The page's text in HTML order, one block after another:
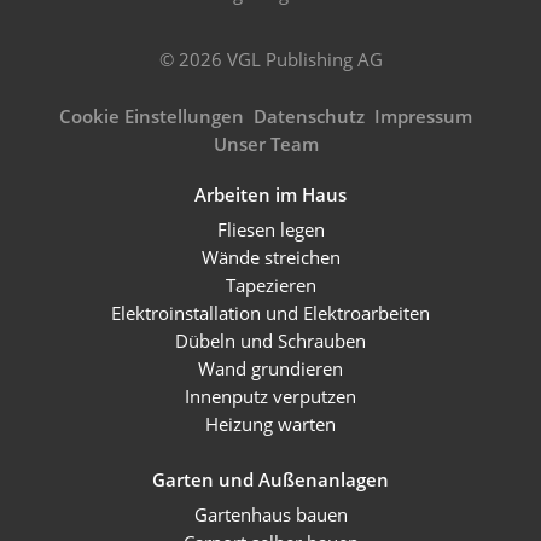
© 2026 VGL Publishing AG
Cookie Einstellungen Datenschutz Impressum
Unser Team
Arbeiten im Haus
Fliesen legen
Wände streichen
Tapezieren
Elektroinstallation und Elektroarbeiten
Dübeln und Schrauben
Wand grundieren
Innenputz verputzen
Heizung warten
Garten und Außenanlagen
Gartenhaus bauen